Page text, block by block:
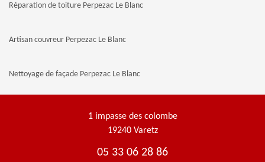
Réparation de toiture Perpezac Le Blanc
Artisan couvreur Perpezac Le Blanc
Nettoyage de façade Perpezac Le Blanc
1 impasse des colombe
19240 Varetz
05 33 06 28 86